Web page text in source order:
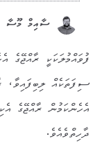
ސާއިމް މޫސާ
ފުވައްމުލަކަކީ ރާއްޖޭގެ
ސިފަތަކެއް ލިބިފައިވާ،
އެހެންކަމުން ރާއްޖޭގެ
ދާހިތްވެއެވެ.